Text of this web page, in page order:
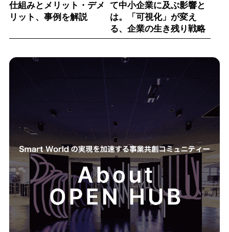
仕組みとメリット・デメ
リット、事例を解説
て中小企業に及ぶ影響と
は。「可視化」が変え
る、企業の生き残り戦略